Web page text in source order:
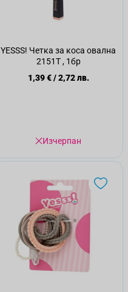
YESSS! Четка за коса овална
2151T , 1бр
1,39 €/2,72 лв.
Изчерпан